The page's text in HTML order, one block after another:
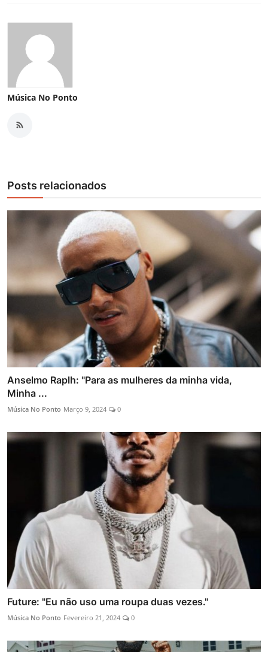
Música No Ponto
Posts relacionados
Anselmo Raplh: "Para as mulheres da minha vida,
Minha ...
Música No Ponto Março 9, 2024 0
Future: "Eu não uso uma roupa duas vezes."
Música No Ponto Fevereiro 21, 2024 0